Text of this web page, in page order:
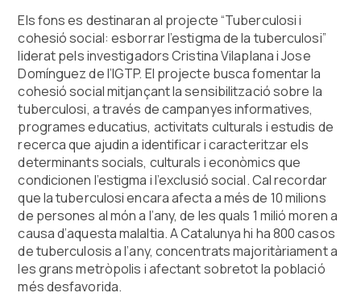
Els fons es destinaran al projecte “Tuberculosi i
cohesió social: esborrar l’estigma de la tuberculosi”
liderat pels investigadors Cristina Vilaplana i Jose
Domínguez de l’IGTP. El projecte busca fomentar la
cohesió social mitjançant la sensibilització sobre la
tuberculosi, a través de campanyes informatives,
programes educatius, activitats culturals i estudis de
recerca que ajudin a identificar i caracteritzar els
determinants socials, culturals i econòmics que
condicionen l’estigma i l’exclusió social. Cal recordar
que la tuberculosi encara afecta a més de 10 milions
de persones al món a l’any, de les quals 1 milió moren a
causa d’aquesta malaltia. A Catalunya hi ha 800 casos
de tuberculosis a l’any, concentrats majoritàriament a
les grans metròpolis i afectant sobretot la població
més desfavorida.